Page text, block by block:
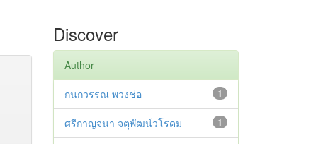
Discover
Author
1
กนกวรรณ พวงช่อ
1
ศรีกาญจนา จตุพัฒน์วโรดม